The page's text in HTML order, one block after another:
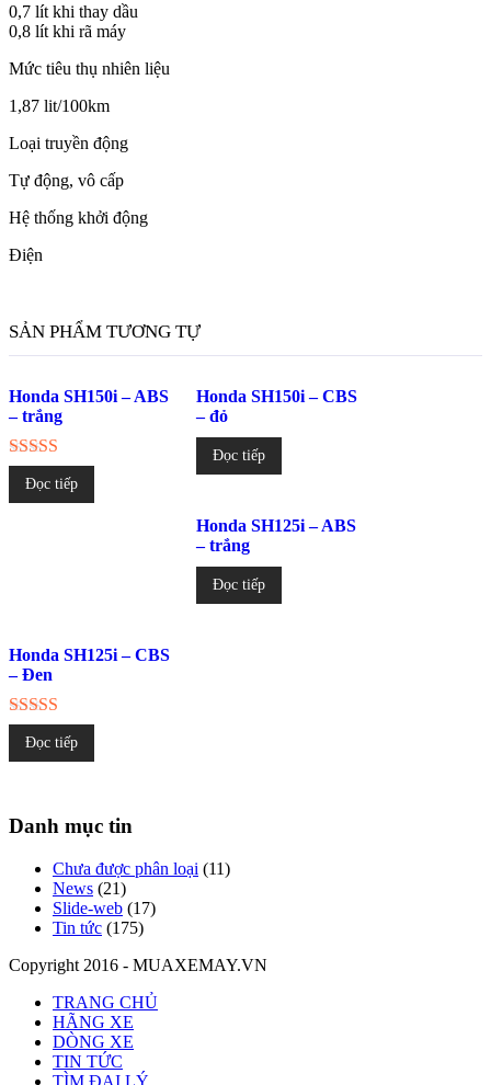
0,7 lít khi thay dầu
0,8 lít khi rã máy
Mức tiêu thụ nhiên liệu
1,87 lit/100km
Loại truyền động
Tự động, vô cấp
Hệ thống khởi động
Điện
SẢN PHẨM TƯƠNG TỰ
Honda SH150i – ABS
– trắng
Được xếp
hạng
4.00
Đọc tiếp
Honda SH150i – CBS
– đỏ
Đọc tiếp
Honda SH125i – ABS
– trắng
Đọc tiếp
Honda SH125i – CBS
– Đen
Được xếp
hạng
5.00
Đọc tiếp
Danh mục tin
Chưa được phân loại (11)
News (21)
Slide-web (17)
Tin tức (175)
Copyright 2016 - MUAXEMAY.VN
TRANG CHỦ
HÃNG XE
DÒNG XE
TIN TỨC
TÌM ĐẠI LÝ